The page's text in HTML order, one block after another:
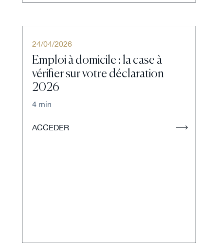
24/04/2026
Emploi à domicile : la case à
vérifier sur votre déclaration
2026
4 min
ACCEDER